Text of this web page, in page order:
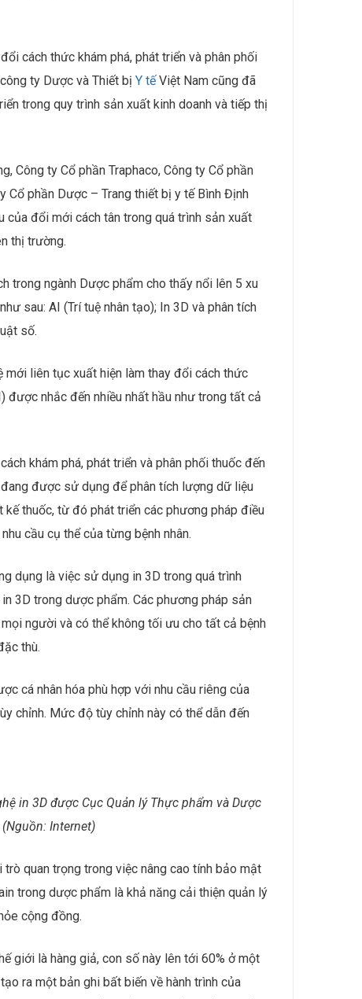
cách thức khám phá, phát triển và phân phối
ty Dược và Thiết bị Y tếViệt Nam cũng đã
trong quy trình sản xuất kinh doanh và tiếp thị
Công ty Cổ phần Traphaco, Công ty Cổ phần
Cổ phần Dược – Trang thiết bị y tế Bình Định
của đổi mới cách tân trong quá trình sản xuất
thị trường.
trong ngành Dược phẩm cho thấy nổi lên 5 xu
sau: AI (Trí tuệ nhân tạo); In 3D và phân tích
số.
mới liên tục xuất hiện làm thay đổi cách thức
được nhắc đến nhiều nhất hầu như trong tất cả
khám phá, phát triển và phân phối thuốc đến
được sử dụng để phân tích lượng dữ liệu
thuốc, từ đó phát triển các phương pháp điều
cầu cụ thể của từng bệnh nhân.
dụng là việc sử dụng in 3D trong quá trình
3D trong dược phẩm. Các phương pháp sản
người và có thể không tối ưu cho tất cả bệnh
thù.
cá nhân hóa phù hợp với nhu cầu riêng của
chỉnh. Mức độ tùy chỉnh này có thể dẫn đến